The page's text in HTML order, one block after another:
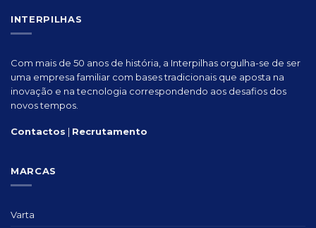
INTERPILHAS
Com mais de 50 anos de história, a Interpilhas orgulha-se de ser
uma empresa familiar com bases tradicionais que aposta na
inovação e na tecnologia correspondendo aos desafios dos
novos tempos.
Contactos | Recrutamento
MARCAS
Varta